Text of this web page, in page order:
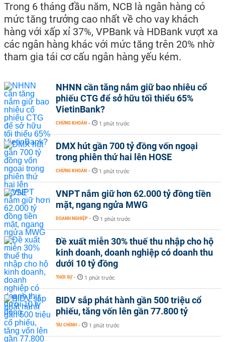
Trong 6 tháng đầu năm, NCB là ngân hàng có
mức tăng trưởng cao nhất về cho vay khách
hàng với xấp xỉ 37%, VPBank và HDBank vượt xa
các ngân hàng khác với mức tăng trên 20% nhờ
tham gia tái cơ cấu ngân hàng yếu kém.
NHNN cần tăng nắm giữ bao nhiêu cổ
phiếu CTG để sở hữu tối thiểu 65%
VietinBank?
CHỨNG KHOÁN - 1 phút trước
DMX hút gần 700 tỷ đồng vốn ngoại
trong phiên thứ hai lên HOSE
CHỨNG KHOÁN - 1 phút trước
VNPT nắm giữ hơn 62.000 tỷ đồng tiền
mặt, ngang ngửa MWG
DOANH NGHIỆP - 1 phút trước
Đề xuất miễn 30% thuế thu nhập cho hộ
kinh doanh, doanh nghiệp có doanh thu
dưới 10 tỷ đồng
THỜI SỰ - 1 phút trước
BIDV sắp phát hành gần 500 triệu cổ
phiếu, tăng vốn lên gần 77.800 tỷ
TÀI CHÍNH - 1 phút trước